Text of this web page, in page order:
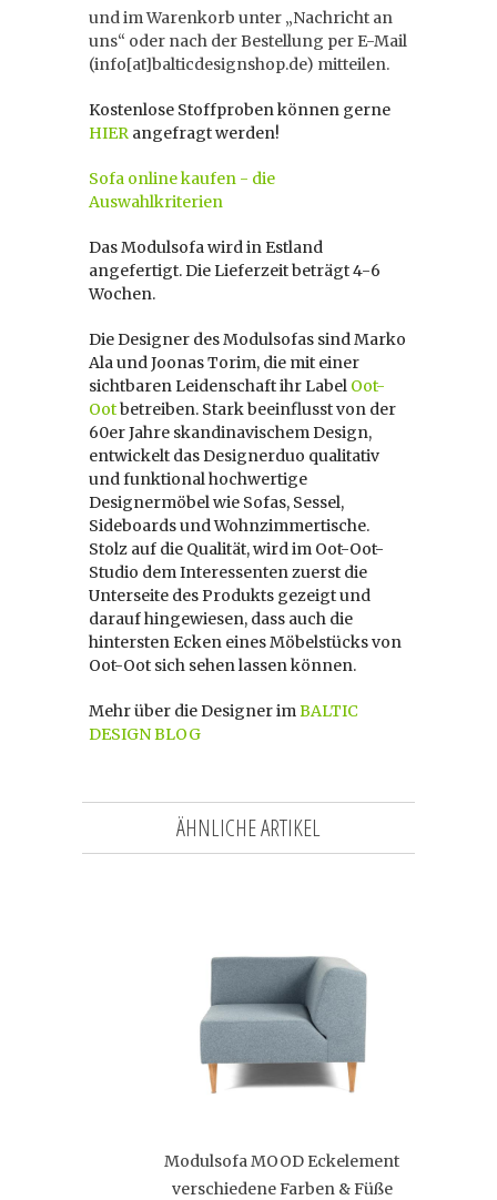
und im Warenkorb unter „Nachricht an
uns“ oder nach der Bestellung per E-Mail
(info[at]balticdesignshop.de) mitteilen.
Kostenlose Stoffproben können gerne
HIER angefragt werden!
Sofa online kaufen - die
Auswahlkriterien
Das Modulsofa wird in Estland
angefertigt. Die Lieferzeit beträgt 4-6
Wochen.
Die Designer des Modulsofas sind Marko
Ala und Joonas Torim, die mit einer
sichtbaren Leidenschaft ihr Label Oot-
Ootbetreiben. Stark beeinflusst von der
60er Jahre skandinavischem Design,
entwickelt das Designerduo qualitativ
und funktional hochwertige
Designermöbel wie Sofas, Sessel,
Sideboards und Wohnzimmertische.
Stolz auf die Qualität, wird im Oot-Oot-
Studio dem Interessenten zuerst die
Unterseite des Produkts gezeigt und
darauf hingewiesen, dass auch die
hintersten Ecken eines Möbelstücks von
Oot-Oot sich sehen lassen können.
Mehr über die Designer imBALTIC
DESIGN BLOG
ÄHNLICHE ARTIKEL
Modulsofa MOOD Eckelement
verschiedene Farben & Füße